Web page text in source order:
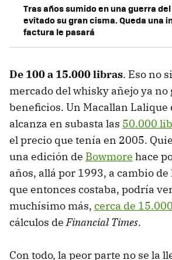
Tras años sumido en una guerra
evitado su gran cisma. Queda una
factura le pasará
De 100 a 15.000 libras. Eso no
mercado del whisky añejo ya no
beneficios. Un Macallan Lalique
alcanza en subasta las 50.000
el precio que tenía en 2005.
una edición de Bowmore hace
años, allá por 1993, a cambio
que entonces costaba, podría
muchísimo más, cerca de 15.000
cálculos deFinancial Times.
Con todo, la peor parte no se la